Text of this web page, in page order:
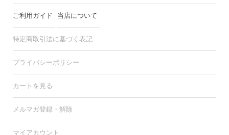
ご利用ガイド 当店について
特定商取引法に基づく表記
プライバシーポリシー
カートを見る
メルマガ登録・解除
マイアカウント